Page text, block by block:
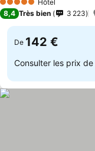
5 Étoiles Hôtel
8,4 Très bien 3 223
De 142 €
Consulter les prix de